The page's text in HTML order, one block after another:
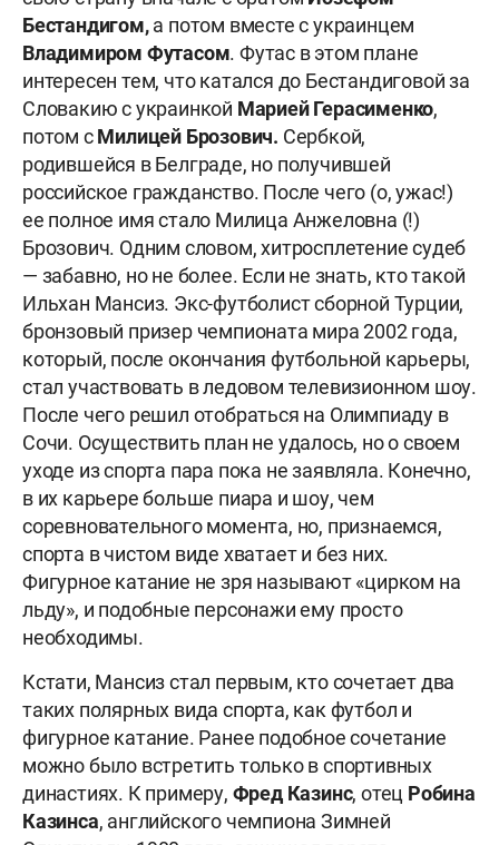
Бестандигом,а потом вместе с украинцем
Владимиром Футасом. Футас в этом плане
интересен тем, что катался до Бестандиговой за
Словакию с украинкой Марией Герасименко,
потом сМилицей Брозович. Сербкой,
родившейся в Белграде, но получившей
российское гражданство. После чего (о, ужас!)
ее полное имя стало Милица Анжеловна (!)
Брозович. Одним словом, хитросплетение судеб
— забавно, но не более. Если не знать, кто такой
Ильхан Мансиз. Экс-футболист сборной Турции,
бронзовый призер чемпионата мира 2002 года,
который, после окончания футбольной карьеры,
стал участвовать в ледовом телевизионном шоу.
После чего решил отобраться на Олимпиаду в
Сочи. Осуществить план не удалось, но о своем
уходе из спорта пара пока не заявляла. Конечно,
в их карьере больше пиара и шоу, чем
соревновательного момента, но, признаемся,
спорта в чистом виде хватает и без них.
Фигурное катание не зря называют «цирком на
льду», и подобные персонажи ему просто
необходимы.
Кстати, Мансиз стал первым, кто сочетает два
таких полярных вида спорта, как футбол и
фигурное катание. Ранее подобное сочетание
можно было встретить только в спортивных
династиях. К примеру, Фред Казинс, отец Робина
Казинса, английского чемпиона Зимней